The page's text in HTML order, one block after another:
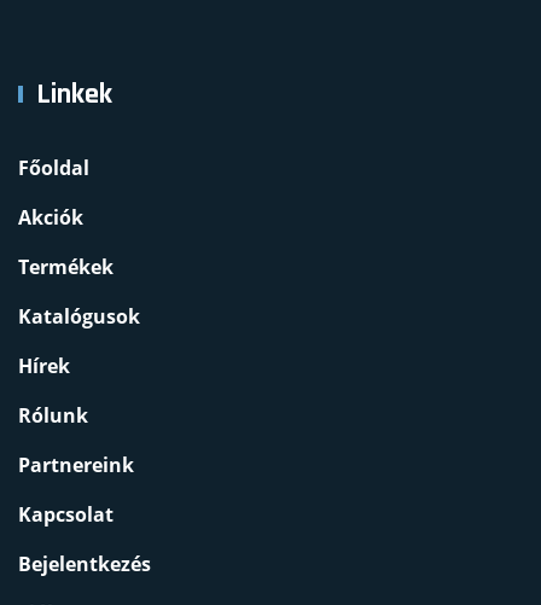
Linkek
Főoldal
Akciók
Termékek
Katalógusok
Hírek
Rólunk
Partnereink
Kapcsolat
Bejelentkezés